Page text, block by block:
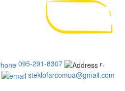
095-291-8307
г.
steklofarcomua@gmail.com